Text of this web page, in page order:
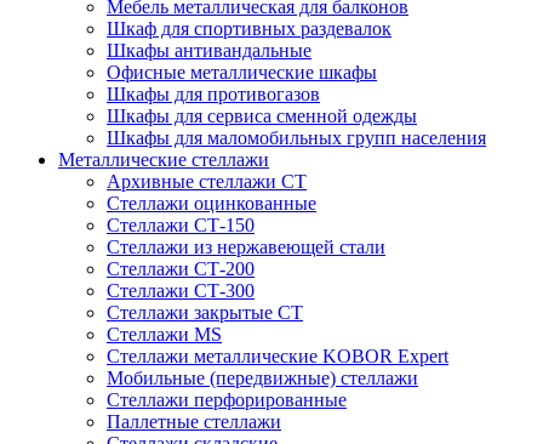
Мебель металлическая для балконов
Шкаф для спортивных раздевалок
Шкафы антивандальные
Офисные металлические шкафы
Шкафы для противогазов
Шкафы для сервиса сменной одежды
Шкафы для маломобильных групп населения
Металлические стеллажи
Архивные стеллажи СТ
Стеллажи оцинкованные
Стеллажи СТ-150
Стеллажи из нержавеющей стали
Стеллажи СТ-200
Стеллажи СТ-300
Стеллажи закрытые СТ
Стеллажи MS
Стеллажи металлические KOBOR Expert
Мобильные (передвижные) стеллажи
Стеллажи перфорированные
Паллетные стеллажи